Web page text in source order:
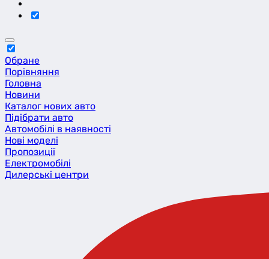
Обране
Порівняння
Головна
Новини
Каталог нових авто
Підібрати авто
Автомобілі в наявності
Нові моделі
Пропозиції
Eлектромобілі
Дилерські центри